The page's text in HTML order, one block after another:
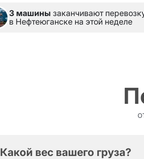
3 машины заканчивают
в Нефтеюганске на этой неделе
Какой вес вашего груза?